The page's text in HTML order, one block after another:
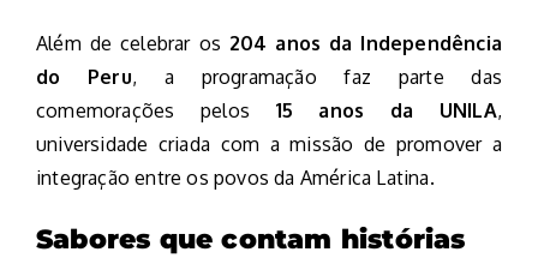
Além de celebrar os 204 anos da Independência
do Peru, a programação faz parte das
comemorações pelos 15 anos da UNILA,
universidade criada com a missão de promover a
integração entre os povos da América Latina.
Sabores que contam histórias